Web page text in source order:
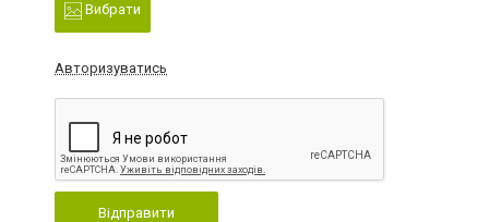
Вибрати
Авторизуватись
Відправити